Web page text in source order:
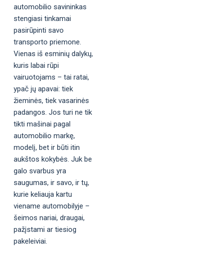
automobilio savininkas
stengiasi tinkamai
pasirūpinti savo
transporto priemone.
Vienas iš esminių dalykų,
kuris labai rūpi
vairuotojams – tai ratai,
ypač jų apavai: tiek
žieminės, tiek vasarinės
padangos. Jos turi ne tik
tikti mašinai pagal
automobilio markę,
modelį, bet ir būti itin
aukštos kokybės. Juk be
galo svarbus yra
saugumas, ir savo, ir tų,
kurie keliauja kartu
viename automobilyje –
šeimos nariai, draugai,
pažįstami ar tiesiog
pakeleiviai.